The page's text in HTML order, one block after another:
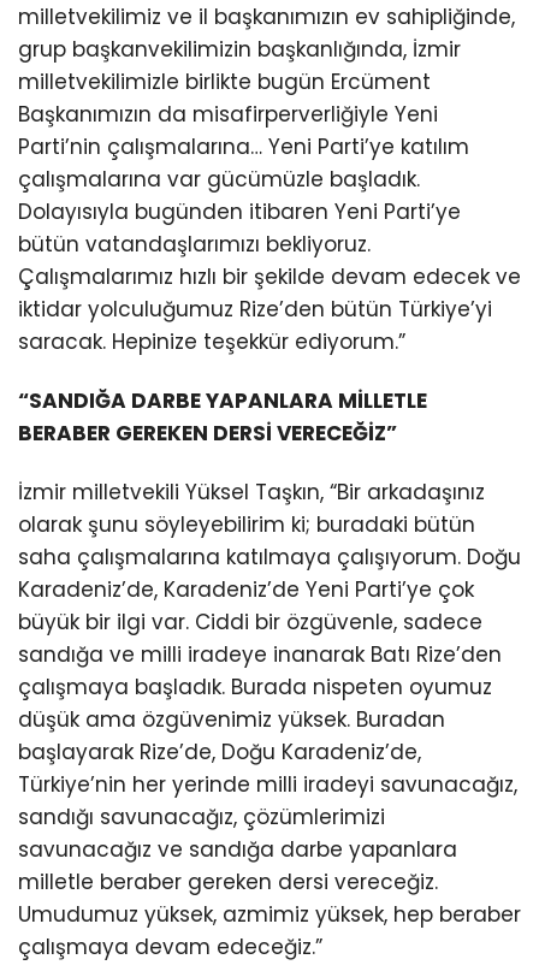
milletvekilimiz ve il başkanımızın ev sahipliğinde,
grup başkanvekilimizin başkanlığında, İzmir
milletvekilimizle birlikte bugün Ercüment
Başkanımızın da misafirperverliğiyle Yeni
Parti’nin çalışmalarına… Yeni Parti’ye katılım
çalışmalarına var gücümüzle başladık.
Dolayısıyla bugünden itibaren Yeni Parti’ye
bütün vatandaşlarımızı bekliyoruz.
Çalışmalarımız hızlı bir şekilde devam edecek ve
iktidar yolculuğumuz Rize’den bütün Türkiye’yi
saracak. Hepinize teşekkür ediyorum.”
“SANDIĞA DARBE YAPANLARA MİLLETLE
BERABER GEREKEN DERSİ VERECEĞİZ”
İzmir milletvekili Yüksel Taşkın, “Bir arkadaşınız
olarak şunu söyleyebilirim ki; buradaki bütün
saha çalışmalarına katılmaya çalışıyorum. Doğu
Karadeniz’de, Karadeniz’de Yeni Parti’ye çok
büyük bir ilgi var. Ciddi bir özgüvenle, sadece
sandığa ve milli iradeye inanarak Batı Rize’den
çalışmaya başladık. Burada nispeten oyumuz
düşük ama özgüvenimiz yüksek. Buradan
başlayarak Rize’de, Doğu Karadeniz’de,
Türkiye’nin her yerinde milli iradeyi savunacağız,
sandığı savunacağız, çözümlerimizi
savunacağız ve sandığa darbe yapanlara
milletle beraber gereken dersi vereceğiz.
Umudumuz yüksek, azmimiz yüksek, hep beraber
çalışmaya devam edeceğiz.”